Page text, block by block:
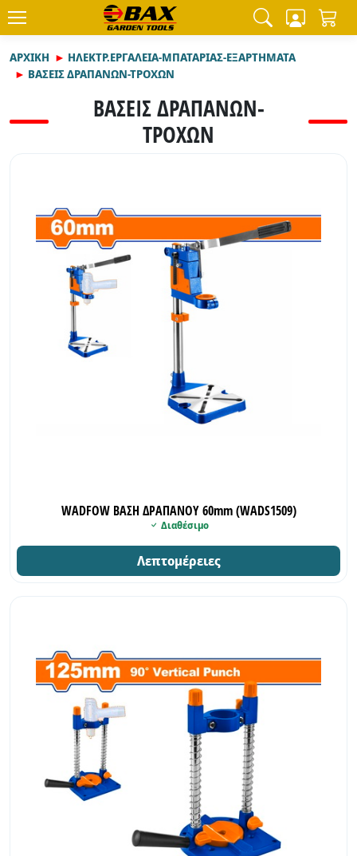
ΑΡΧΙΚΉ
ΗΛΕΚΤΡ.ΕΡΓΑΛΕΙΑ-ΜΠΑΤΑΡΙΑΣ-ΕΞΑΡΤΗΜΑΤΑ
ΒΑΣΕΙΣ ΔΡΑΠΑΝΩΝ-ΤΡΟΧΩΝ
ΒΑΣΕΙΣ ΔΡΑΠΑΝΩΝ-
ΤΡΟΧΩΝ
WADFOW ΒΑΣΗ ΔΡΑΠΑΝΟΥ 60mm (WADS1509)
Διαθέσιμο
Λεπτομέρειες